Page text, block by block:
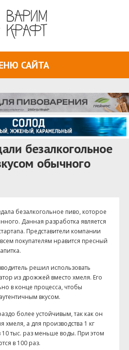
САЙТА
безалкогольное
обычного
безалкогольное пиво, которое
Данная разработка является
Представители компании
покупателям нравится пресный
решил использовать
из дрожжей вместо хмеля. Его
в конце процесса, чтобы
вкусом.
более устойчивым, так как он
хмеля, а для производства 1 кг
тыс. раз меньше воды. При этом
в 100 раз.